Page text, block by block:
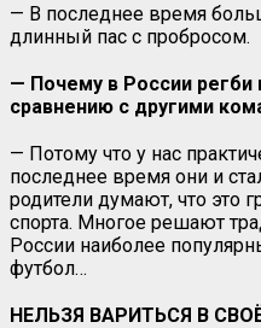
— В последнее время
длинный пас с пробросом.
— Почему в России регби
сравнению с другими
— Потому что у нас
последнее время они и
родители думают, что это
спорта. Многое решают
России наиболее
футбол…
НЕЛЬЗЯ ВАРИТЬСЯ В